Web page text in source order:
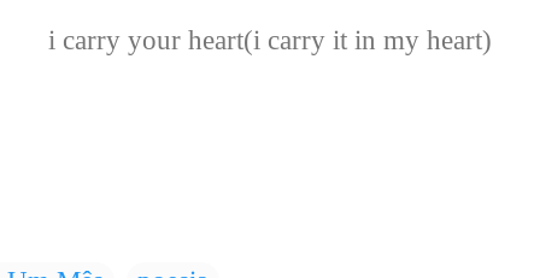
i carry your heart(i carry it in my heart)